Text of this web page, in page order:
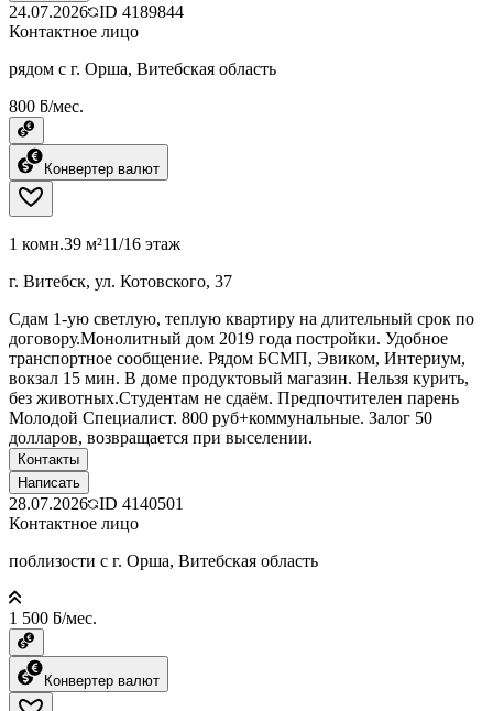
24.07.2026 ID 4189844
Контактное лицо
рядом с г. Орша, Витебская область
800 ƃ/мес.
Конвертер валют
1 комн.39 м²11/16 этаж
г. Витебск, ул. Котовского, 37
Сдам 1-ую светлую, теплую квартиру на длительный срок по
договору.Монолитный дом 2019 года постройки. Удобное
транспортное сообщение. Рядом БСМП, Эвиком, Интериум,
вокзал 15 мин. В доме продуктовый магазин. Нельзя курить,
без животных.Студентам не сдаём. Предпочтителен парень
Молодой Специалист. 800 руб+коммунальные. Залог 50
долларов, возвращается при выселении.
Контакты
Написать
28.07.2026 ID 4140501
Контактное лицо
поблизости с г. Орша, Витебская область
1 500 ƃ/мес.
Конвертер валют